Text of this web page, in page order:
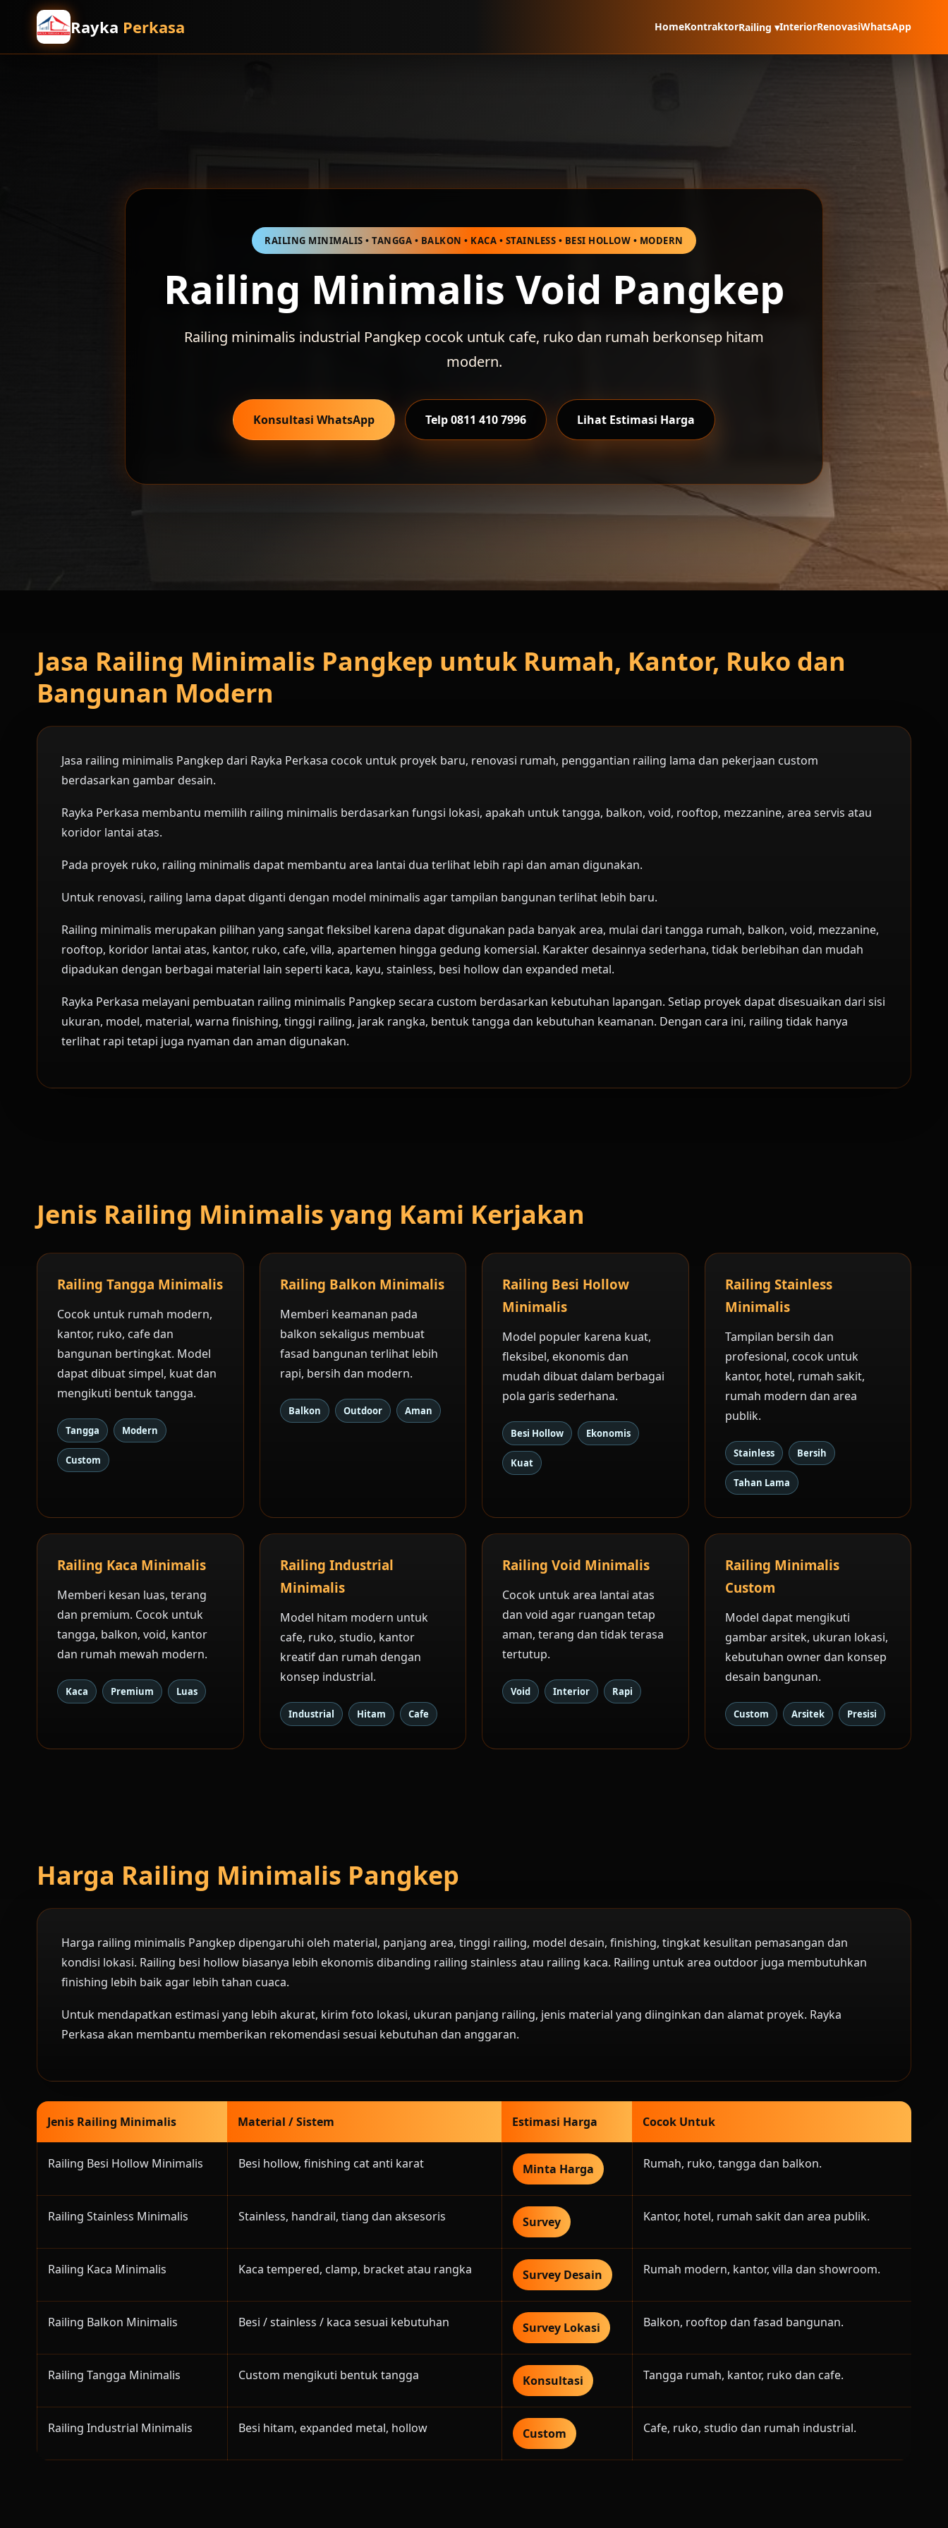
Rayka Perkasa HomeKontraktorRailing ▾InteriorRenovasiWhatsApp
RAILING MINIMALIS • TANGGA • BALKON • KACA • STAINLESS • BESI HOLLOW • MODERN
Railing Minimalis Void Pangkep
Railing minimalis industrial Pangkep cocok untuk cafe, ruko dan rumah berkonsep hitam
modern.
Konsultasi WhatsApp Telp 0811 410 7996 Lihat Estimasi Harga
Jasa Railing Minimalis Pangkep untuk Rumah, Kantor, Ruko dan
Bangunan Modern
Jasa railing minimalis Pangkep dari Rayka Perkasa cocok untuk proyek baru, renovasi rumah, penggantian railing lama dan pekerjaan custom
berdasarkan gambar desain.
Rayka Perkasa membantu memilih railing minimalis berdasarkan fungsi lokasi, apakah untuk tangga, balkon, void, rooftop, mezzanine, area servis atau
koridor lantai atas.
Pada proyek ruko, railing minimalis dapat membantu area lantai dua terlihat lebih rapi dan aman digunakan.
Untuk renovasi, railing lama dapat diganti dengan model minimalis agar tampilan bangunan terlihat lebih baru.
Railing minimalis merupakan pilihan yang sangat fleksibel karena dapat digunakan pada banyak area, mulai dari tangga rumah, balkon, void, mezzanine,
rooftop, koridor lantai atas, kantor, ruko, cafe, villa, apartemen hingga gedung komersial. Karakter desainnya sederhana, tidak berlebihan dan mudah
dipadukan dengan berbagai material lain seperti kaca, kayu, stainless, besi hollow dan expanded metal.
Rayka Perkasa melayani pembuatan railing minimalis Pangkep secara custom berdasarkan kebutuhan lapangan. Setiap proyek dapat disesuaikan dari sisi
ukuran, model, material, warna finishing, tinggi railing, jarak rangka, bentuk tangga dan kebutuhan keamanan. Dengan cara ini, railing tidak hanya
terlihat rapi tetapi juga nyaman dan aman digunakan.
Jenis Railing Minimalis yang Kami Kerjakan
Railing Tangga Minimalis
Cocok untuk rumah modern,
kantor, ruko, cafe dan
bangunan bertingkat. Model
dapat dibuat simpel, kuat dan
mengikuti bentuk tangga.
Tangga Modern
Custom
Railing Balkon Minimalis
Memberi keamanan pada
balkon sekaligus membuat
fasad bangunan terlihat lebih
rapi, bersih dan modern.
Balkon Outdoor Aman
Railing Besi Hollow
Minimalis
Model populer karena kuat,
fleksibel, ekonomis dan
mudah dibuat dalam berbagai
pola garis sederhana.
Besi Hollow Ekonomis
Kuat
Railing Stainless
Minimalis
Tampilan bersih dan
profesional, cocok untuk
kantor, hotel, rumah sakit,
rumah modern dan area
publik.
Stainless Bersih
Tahan Lama
Railing Kaca Minimalis
Memberi kesan luas, terang
dan premium. Cocok untuk
tangga, balkon, void, kantor
dan rumah mewah modern.
Kaca Premium Luas
Railing Industrial
Minimalis
Model hitam modern untuk
cafe, ruko, studio, kantor
kreatif dan rumah dengan
konsep industrial.
Industrial Hitam Cafe
Railing Void Minimalis
Cocok untuk area lantai atas
dan void agar ruangan tetap
aman, terang dan tidak terasa
tertutup.
Void Interior Rapi
Railing Minimalis
Custom
Model dapat mengikuti
gambar arsitek, ukuran lokasi,
kebutuhan owner dan konsep
desain bangunan.
Custom Arsitek Presisi
Harga Railing Minimalis Pangkep
Harga railing minimalis Pangkep dipengaruhi oleh material, panjang area, tinggi railing, model desain, finishing, tingkat kesulitan pemasangan dan
kondisi lokasi. Railing besi hollow biasanya lebih ekonomis dibanding railing stainless atau railing kaca. Railing untuk area outdoor juga membutuhkan
finishing lebih baik agar lebih tahan cuaca.
Untuk mendapatkan estimasi yang lebih akurat, kirim foto lokasi, ukuran panjang railing, jenis material yang diinginkan dan alamat proyek. Rayka
Perkasa akan membantu memberikan rekomendasi sesuai kebutuhan dan anggaran.
Jenis Railing Minimalis Material / Sistem Estimasi Harga Cocok Untuk
Railing Besi Hollow Minimalis Besi hollow, finishing cat anti karat Minta Harga Rumah, ruko, tangga dan balkon.
Railing Stainless Minimalis Stainless, handrail, tiang dan aksesoris Survey Kantor, hotel, rumah sakit dan area publik.
Railing Kaca Minimalis Kaca tempered, clamp, bracket atau rangka Survey Desain Rumah modern, kantor, villa dan showroom.
Railing Balkon Minimalis Besi / stainless / kaca sesuai kebutuhan Survey Lokasi Balkon, rooftop dan fasad bangunan.
Railing Tangga Minimalis Custom mengikuti bentuk tangga Konsultasi Tangga rumah, kantor, ruko dan cafe.
Railing Industrial Minimalis Besi hitam, expanded metal, hollow Custom Cafe, ruko, studio dan rumah industrial.